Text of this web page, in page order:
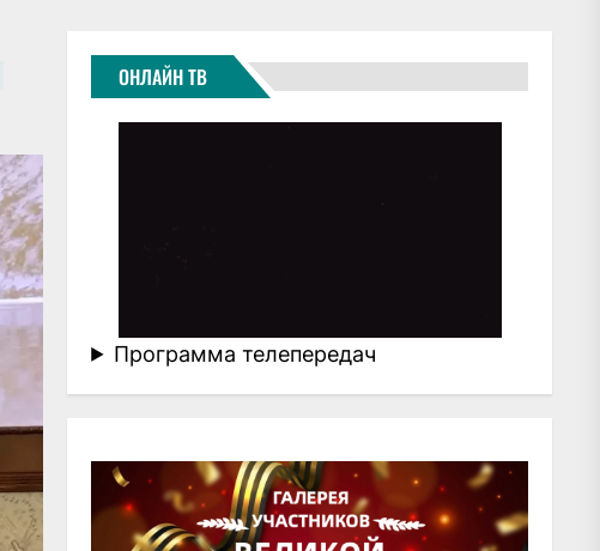
ОНЛАЙН ТВ
Программа телепередач